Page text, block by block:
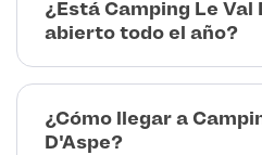
¿Está Camping Le Val
abierto todo el año?
¿Cómo llegar a
D'Aspe?